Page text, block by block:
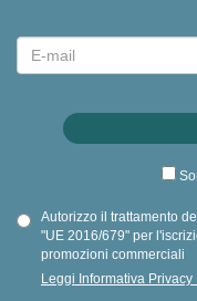
Autorizzo il trattamento
"UE 2016/679" per
promozioni commerciali
Leggi Informativa Privacy